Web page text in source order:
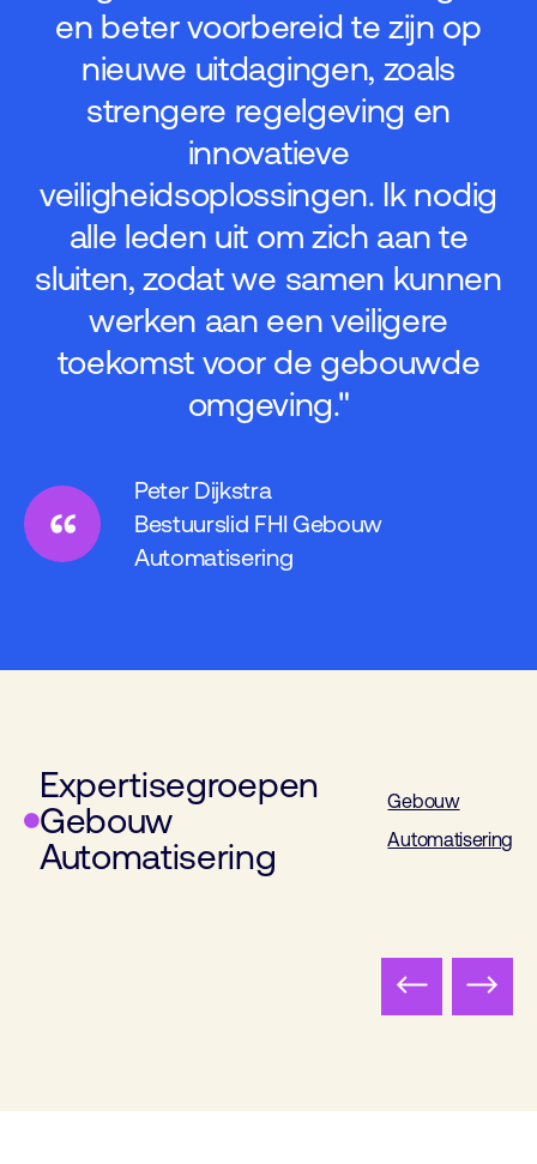
en beter voorbereid te zijn op
nieuwe uitdagingen, zoals
strengere regelgeving en
innovatieve
veiligheidsoplossingen. Ik nodig
alle leden uit om zich aan te
sluiten, zodat we samen kunnen
werken aan een veiligere
toekomst voor de gebouwde
omgeving."
Peter Dijkstra
Bestuurslid FHI Gebouw
Automatisering
Expertisegroepen
Gebouw
Automatisering
Gebouw
Automatisering
Wet- en regelgeving